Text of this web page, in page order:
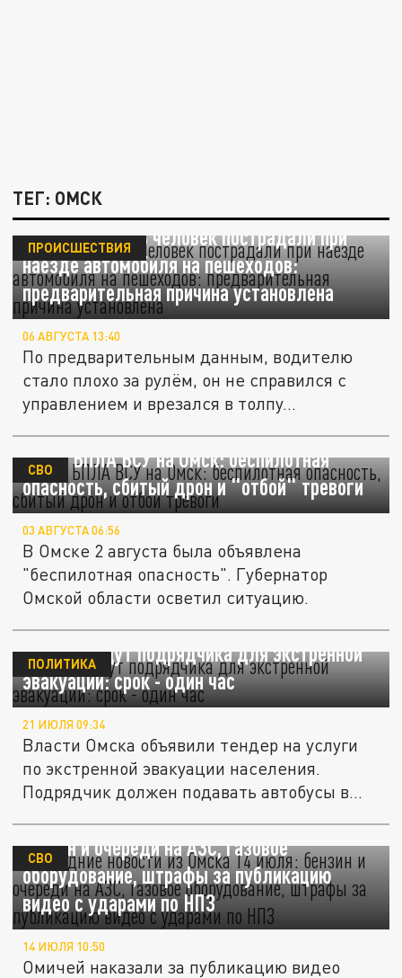
ТЕГ: ОМСК
В Омске восемь человек пострадали при
наезде автомобиля на пешеходов:
предварительная причина установлена
ПРОИСШЕСТВИЯ
06 АВГУСТА 13:40
По предварительным данным, водителю
стало плохо за рулём, он не справился с
управлением и врезался в толпу...
Атака БПЛА ВСУ на Омск: беспилотная
опасность, сбитый дрон и "отбой" тревоги
СВО
03 АВГУСТА 06:56
В Омске 2 августа была объявлена
"беспилотная опасность". Губернатор
Омской области осветил ситуацию.
В Омске ищут подрядчика для экстренной
эвакуации: срок - один час
ПОЛИТИКА
21 ИЮЛЯ 09:34
Власти Омска объявили тендер на услуги
по экстренной эвакуации населения.
Подрядчик должен подавать автобусы в...
Последние новости из Омска 14 июля:
бензин и очереди на АЗС, газовое
оборудование, штрафы за публикацию
видео с ударами по НПЗ
СВО
14 ИЮЛЯ 10:50
Омичей наказали за публикацию видео